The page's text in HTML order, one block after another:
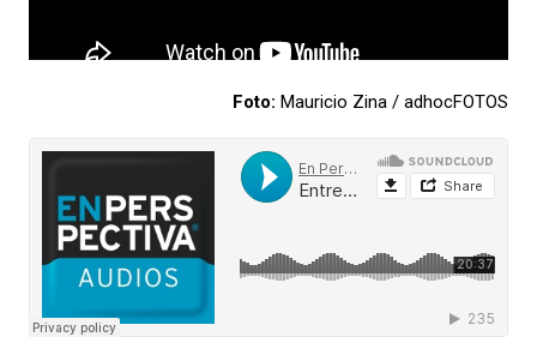
Foto: Mauricio Zina / adhocFOTOS